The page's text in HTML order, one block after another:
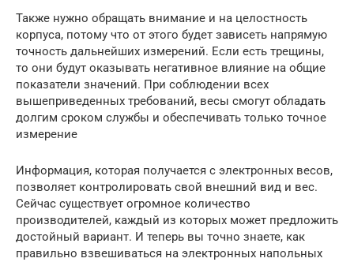
Также нужно обращать внимание и на целостность
корпуса, потому что от этого будет зависеть напрямую
точность дальнейших измерений. Если есть трещины,
то они будут оказывать негативное влияние на общие
показатели значений. При соблюдении всех
вышеприведенных требований, весы смогут обладать
долгим сроком службы и обеспечивать только точное
измерение
Информация, которая получается с электронных весов,
позволяет контролировать свой внешний вид и вес.
Сейчас существует огромное количество
производителей, каждый из которых может предложить
достойный вариант. И теперь вы точно знаете, как
правильно взвешиваться на электронных напольных